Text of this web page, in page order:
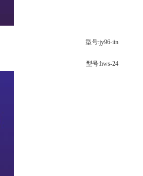
型号:jy96-iin
型号:hws-24